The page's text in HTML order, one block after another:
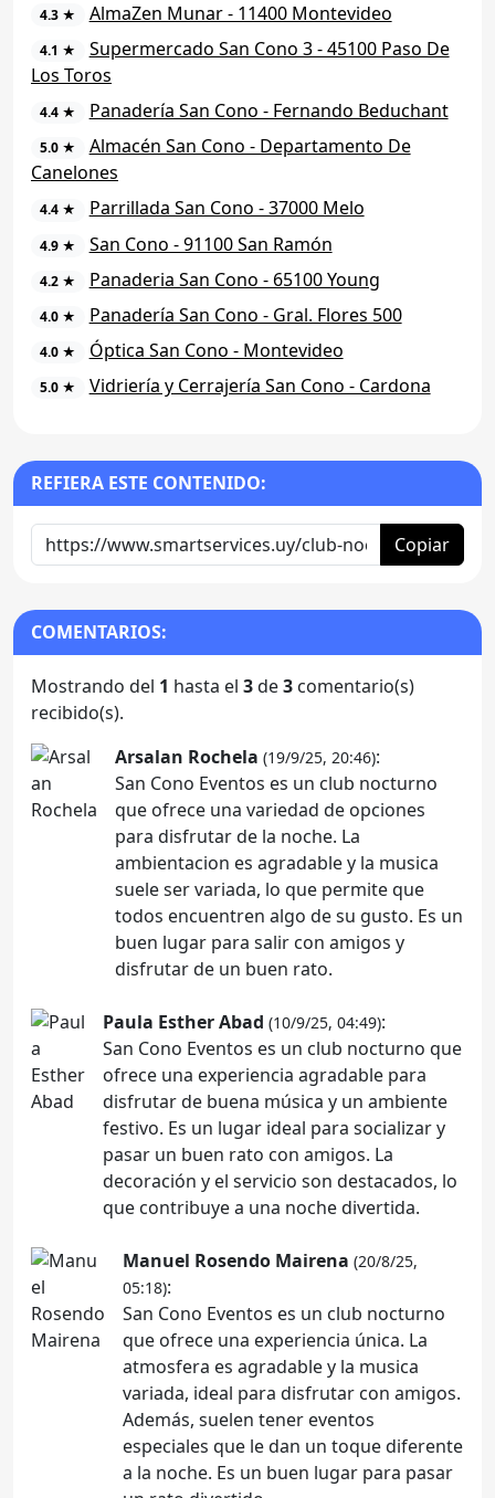
4.3 ★ AlmaZen Munar - 11400 Montevideo
4.1 ★
Supermercado San Cono 3 - 45100 Paso De
Los Toros
4.4 ★ Panadería San Cono - Fernando Beduchant
5.0 ★
Almacén San Cono - Departamento De
Canelones
4.4 ★ Parrillada San Cono - 37000 Melo
4.9 ★ San Cono - 91100 San Ramón
4.2 ★ Panaderia San Cono - 65100 Young
4.0 ★ Panadería San Cono - Gral. Flores 500
4.0 ★ Óptica San Cono - Montevideo
5.0 ★ Vidriería y Cerrajería San Cono - Cardona
REFIERA ESTE CONTENIDO:
Copiar
COMENTARIOS:
Mostrando del 1 hasta el 3de3 comentario(s)
recibido(s).
Arsalan Rochela (19/9/25, 20:46):
San Cono Eventos es un club nocturno
que ofrece una variedad de opciones
para disfrutar de la noche. La
ambientacion es agradable y la musica
suele ser variada, lo que permite que
todos encuentren algo de su gusto. Es un
buen lugar para salir con amigos y
disfrutar de un buen rato.
Paula Esther Abad (10/9/25, 04:49):
San Cono Eventos es un club nocturno que
ofrece una experiencia agradable para
disfrutar de buena música y un ambiente
festivo. Es un lugar ideal para socializar y
pasar un buen rato con amigos. La
decoración y el servicio son destacados, lo
que contribuye a una noche divertida.
Manuel Rosendo Mairena (20/8/25,
05:18):
San Cono Eventos es un club nocturno
que ofrece una experiencia única. La
atmosfera es agradable y la musica
variada, ideal para disfrutar con amigos.
Además, suelen tener eventos
especiales que le dan un toque diferente
a la noche. Es un buen lugar para pasar